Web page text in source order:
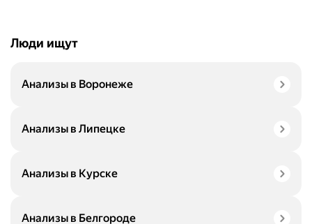
Люди ищут
Анализы в Воронеже
Анализы в Липецке
Анализы в Курске
Анализы в Белгороде